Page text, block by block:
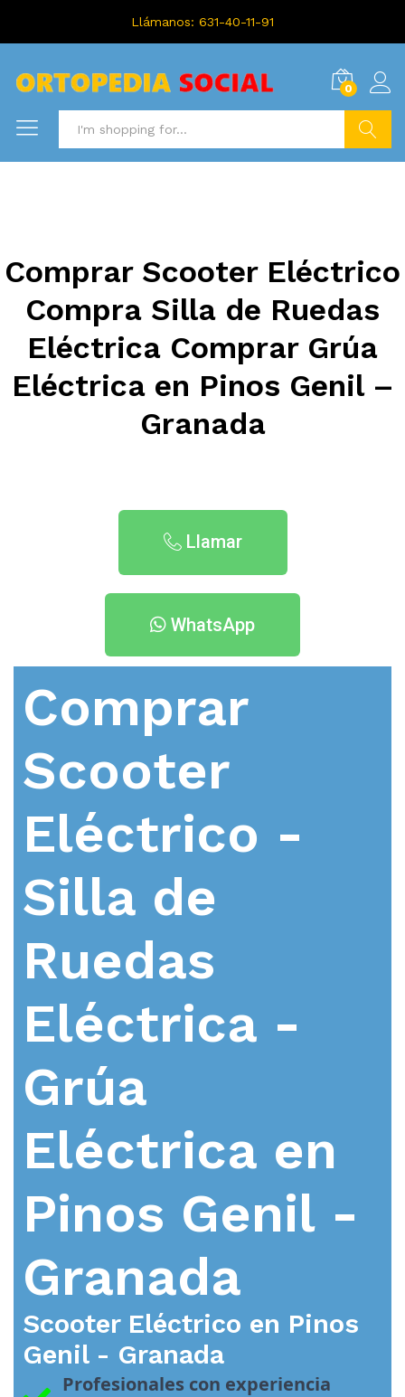
Llámanos: 631-40-11-91
0
Comprar Scooter Eléctrico
Compra Silla de Ruedas
Eléctrica Comprar Grúa
Eléctrica en Pinos Genil –
Granada
Llamar
WhatsApp
Comprar
Scooter
Eléctrico -
Silla de
Ruedas
Eléctrica -
Grúa
Eléctrica en
Pinos Genil -
Granada
Scooter Eléctrico en Pinos
Genil - Granada
Profesionales con experiencia